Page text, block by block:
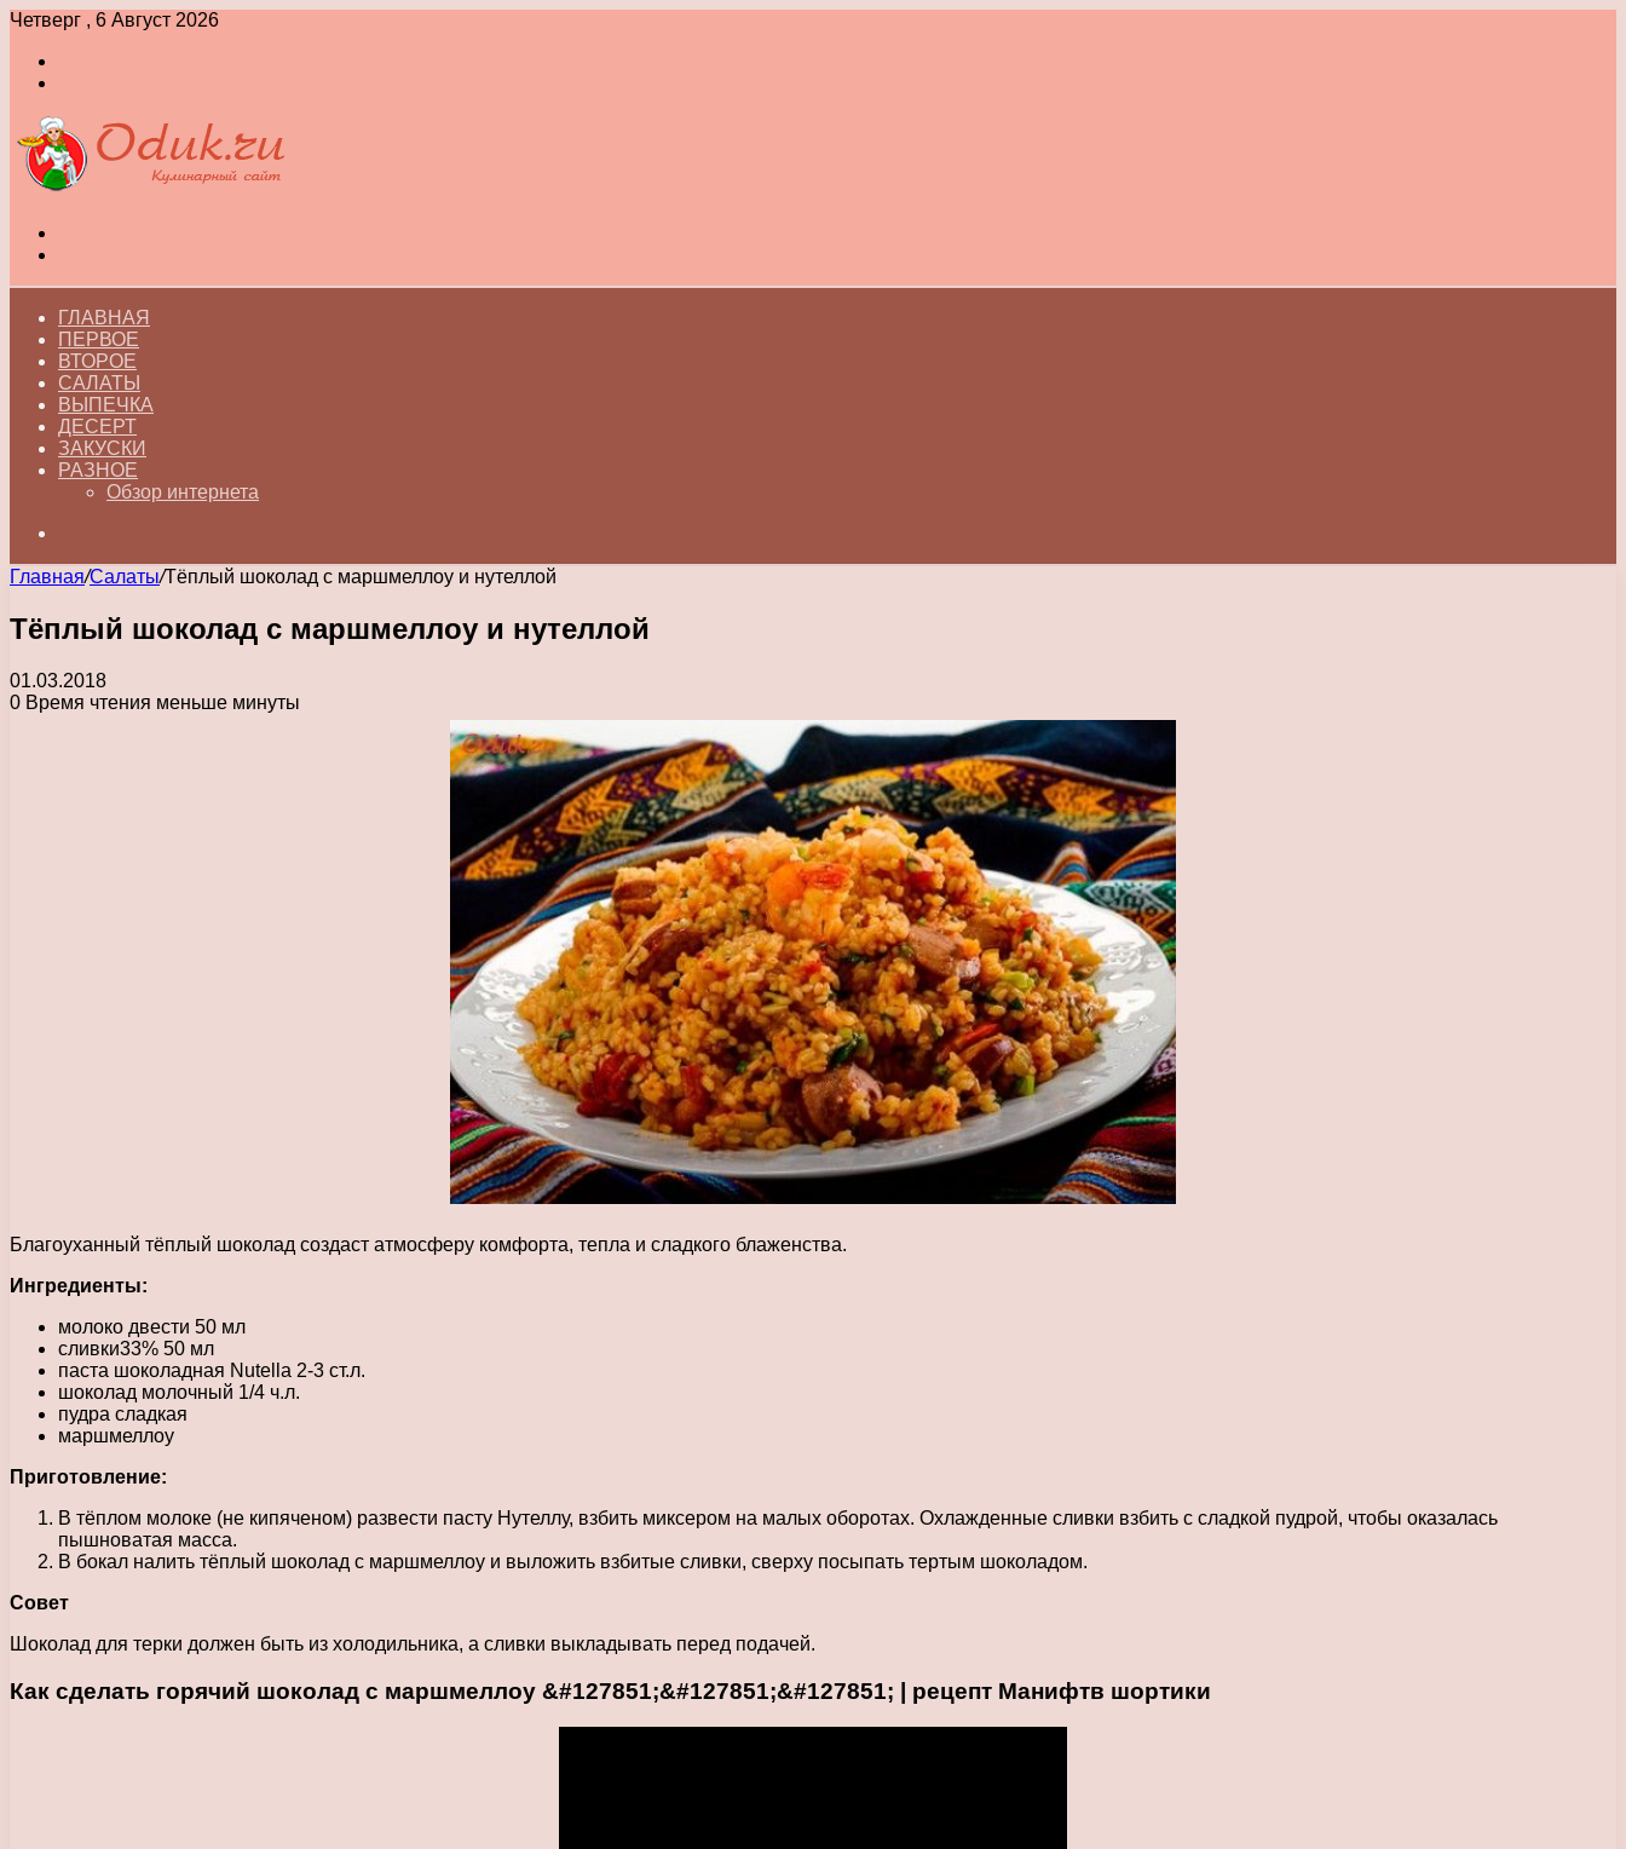
Четверг , 6 Август 2026
ГЛАВНАЯ
ПЕРВОЕ
ВТОРОЕ
САЛАТЫ
ВЫПЕЧКА
ДЕСЕРТ
ЗАКУСКИ
РАЗНОЕ
Обзор интернета
Главная/Салаты/Тёплый шоколад с маршмеллоу и нутеллой
Тёплый шоколад с маршмеллоу и нутеллой
01.03.2018
0 Время чтения меньше минуты
Благоуханный тёплый шоколад создаст атмосферу комфорта, тепла и сладкого блаженства.
Ингредиенты:
молоко двести 50 мл
сливки33% 50 мл
паста шоколадная Nutella 2-3 ст.л.
шоколад молочный 1/4 ч.л.
пудра сладкая
маршмеллоу
Приготовление:
В тёплом молоке (не кипяченом) развести пасту Нутеллу, взбить миксером на малых оборотах. Охлажденные сливки взбить с сладкой пудрой, чтобы оказалась
пышноватая масса.
В бокал налить тёплый шоколад с маршмеллоу и выложить взбитые сливки, сверху посыпать тертым шоколадом.
Совет
Шоколад для терки должен быть из холодильника, а сливки выкладывать перед подачей.
Как сделать горячий шоколад с маршмеллоу &#127851;&#127851;&#127851; | рецепт Манифтв шортики